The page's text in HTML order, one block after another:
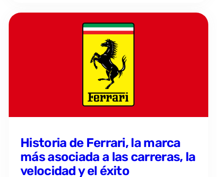
Historia de Ferrari, la marca
más asociada a las carreras, la
velocidad y el éxito